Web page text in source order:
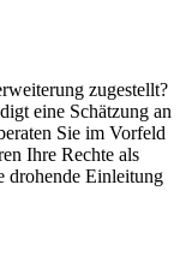
zugestellt?
eine Schätzung an
Sie im Vorfeld
Ihre Rechte als
drohende Einleitung